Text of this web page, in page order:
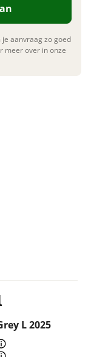
L 2025
aanvraag zo goed
meer over in onze